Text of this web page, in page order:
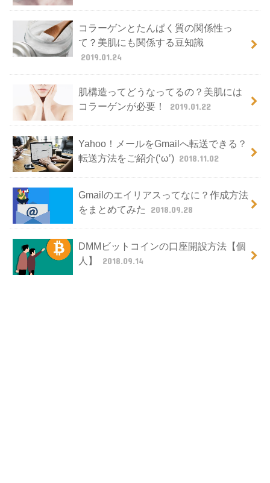
コラーゲンとたんぱく質の関係性っ
て？美肌にも関係する豆知識
2019.01.24
肌構造ってどうなってるの？美肌には
コラーゲンが必要！
2019.01.22
Yahoo！メールをGmailへ転送できる？
転送方法をご紹介(‘ω’) 2018.11.02
Gmailのエイリアスってなに？作成方法
をまとめてみた
2018.09.28
DMMビットコインの口座開設方法【個
人】
2018.09.14